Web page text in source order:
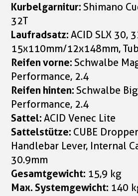
Kurbelgarnitur:Shimano
32T
Laufradsatz:ACID SLX 30,
15x110mm/12x148mm,
Reifen vorne:Schwalbe
Performance, 2.4
Reifen hinten:Schwalbe
Performance, 2.4
Sattel:ACID Venec Lite
Sattelstütze: CUBE
Handlebar Lever, Internal
30.9mm
Gesamtgewicht: 15,9 kg
Max. Systemgewicht: 140